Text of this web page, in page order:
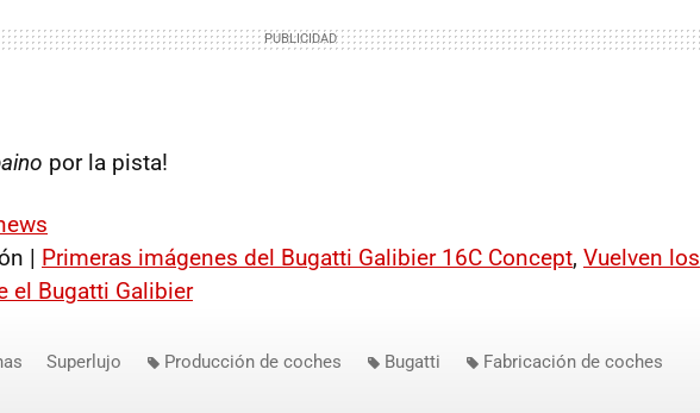
por la pista!
| Primeras imágenes del Bugatti Galibier 16C Concept, Vuelven los
el Bugatti Galibier
Superlujo Producción de coches Bugatti
Fabricación de coches